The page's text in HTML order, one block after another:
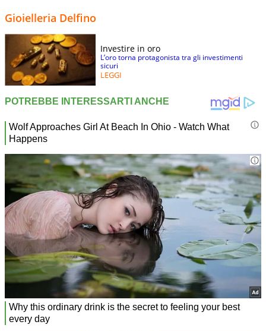
Gioielleria Delfino
Investire in oro
L’oro torna protagonista tra gli investimenti
sicuri
LEGGI